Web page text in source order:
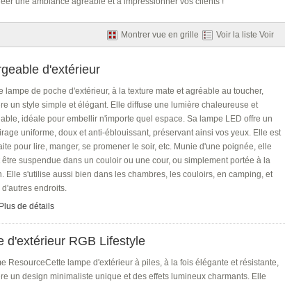
Voir la liste Voir
Montrer vue en grille
d'extérieur
lampe de poche d'extérieur, à la texture mate et agréable au toucher,
un style simple et élégant. Elle diffuse une lumière chaleureuse et
idéale pour embellir n'importe quel espace. Sa lampe LED offre un
uniforme, doux et anti-éblouissant, préservant ainsi vos yeux. Elle est
pour lire, manger, se promener le soir, etc. Munie d'une poignée, elle
être suspendue dans un couloir ou une cour, ou simplement portée à la
Elle s'utilise aussi bien dans les chambres, les couloirs, en camping, et
endroits.
Plus de détails
d'extérieur RGB Lifestyle
ResourceCette lampe d'extérieur à piles, à la fois élégante et résistante,
un design minimaliste unique et des effets lumineux charmants. Elle